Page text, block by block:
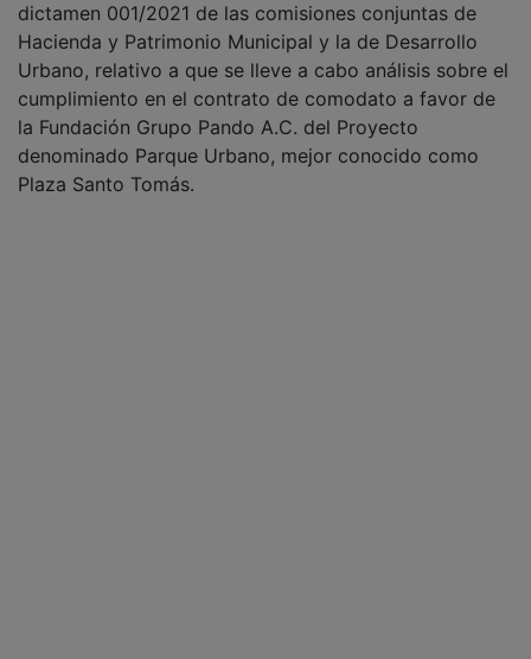
dictamen 001/2021 de las comisiones conjuntas de
Hacienda y Patrimonio Municipal y la de Desarrollo
Urbano, relativo a que se lleve a cabo análisis sobre el
cumplimiento en el contrato de comodato a favor de
la Fundación Grupo Pando A.C. del Proyecto
denominado Parque Urbano, mejor conocido como
Plaza Santo Tomás.